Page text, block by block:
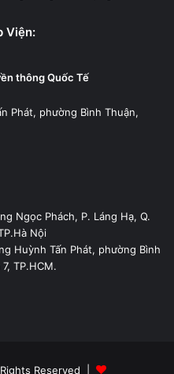
Viện:
thông Quốc Tế
Phát, phường Bình Thuận,
Ngọc Phách, P. Láng Hạ, Q.
Nội
Huỳnh Tấn Phát, phường Bình
TP.HCM.
Reserved |